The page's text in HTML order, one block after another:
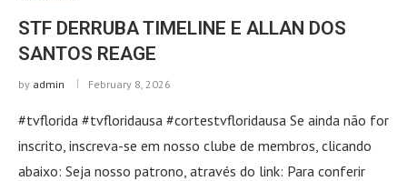
STF DERRUBA TIMELINE E ALLAN DOS
SANTOS REAGE
by admin February 8, 2026
#tvflorida #tvfloridausa #cortestvfloridausa Se ainda não for
inscrito, inscreva-se em nosso clube de membros, clicando
abaixo: Seja nosso patrono, através do link: Para conferir